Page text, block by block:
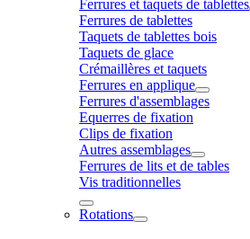
Ferrures et taquets de tablettes
Ferrures de tablettes
Taquets de tablettes bois
Taquets de glace
Crémaillères et taquets
Ferrures en applique
Ferrures d'assemblages
Equerres de fixation
Clips de fixation
Autres assemblages
Ferrures de lits et de tables
Vis traditionnelles
Rotations